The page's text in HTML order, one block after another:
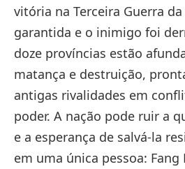
vitória na Terceira Guerra
garantida e o inimigo foi
doze províncias estão
matança e destruição,
antigas rivalidades em
poder. A nação pode ruir a
e a esperança de salvá-la
em uma única pessoa: Fang